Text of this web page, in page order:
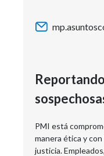
PMI está
manera ética y
justicia.